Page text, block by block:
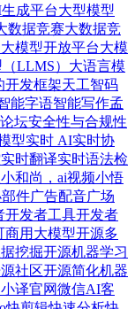
成平台大型模型
数据竞赛⼤数据竞
大模型开放平台大模
LLMS） 大语言模
开发框架天工智码
能字语智能写作孟
坛安全性与合规性
型实时 AI实时协
实时翻译实时语法检
小和尚，ai视频小悟
件广告配音广场
开发者工具开发者
商用大模型开源多
挖掘开源机器学习
社区开源简化机器
译官网微信AI客